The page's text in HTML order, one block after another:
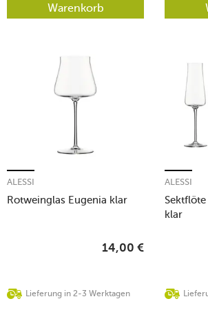
Warenkorb
Rotweinglas Eugenia klar
ALESSI
Lieferung in 2-3 Werktagen
14,00 €
klar
ALESSI